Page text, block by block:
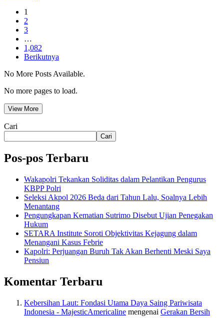
1
2
3
…
1,082
Berikutnya
No More Posts Available.
No more pages to load.
View More
Cari
Cari
Pos-pos Terbaru
Wakapolri Tekankan Soliditas dalam Pelantikan Pengurus
KBPP Polri
Seleksi Akpol 2026 Beda dari Tahun Lalu, Soalnya Lebih
Menantang
Pengungkapan Kematian Sutrimo Disebut Ujian Penegakan
Hukum
SETARA Institute Soroti Objektivitas Kejagung dalam
Menangani Kasus Febrie
Kapolri: Perjuangan Buruh Tak Akan Berhenti Meski Saya
Pensiun
Komentar Terbaru
Kebersihan Laut: Fondasi Utama Daya Saing Pariwisata
Indonesia - MajesticAmericaline mengenai Gerakan Bersih